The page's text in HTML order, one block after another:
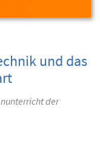
und das
der